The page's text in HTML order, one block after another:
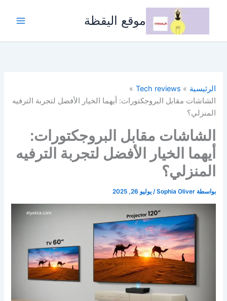
تخطي
موقع اليقظة
الرئيسية
Tech reviews
الشاشات مقابل البروجكتورات: أيهما الخيار الأفضل لتجربة الترفيه
المنزلي؟
الشاشات مقابل البروجكتورات:
أيهما الخيار الأفضل لتجربة الترفيه
المنزلي؟
بواسطة Sophia Oliver
/يوليو 26, 2025